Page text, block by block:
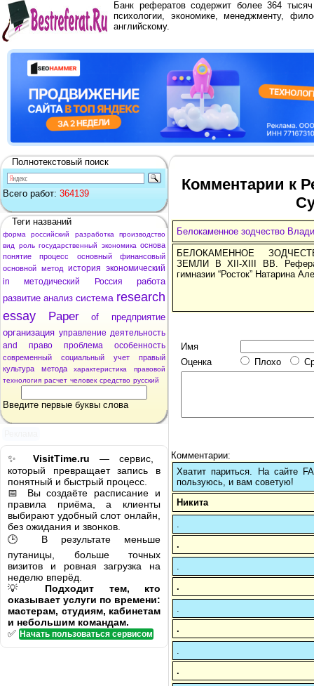
Банк рефератов содержит более 364
психологии, экономике, менеджменту,
английскому.
Полнотекстовый поиск
Всего работ: 364139
Теги названий
форма российский разработка
производство
вид
роль государственный экономика основа
понятие
процесс основный
финансовый
основной метод история экономический
in
методический Россия
работа
развитие анализ система research
essay
Paper of
предприятие
организация управление деятельность
and
право проблема особенность
современный социальный учет
правый
культура
метода характеристика
правовой
технология расчет человек средство русский
Введите первые буквы слова
✨ VisitTime.ru — сервис,
который превращает запись в
понятный и быстрый процесс.
📅 Вы создаёте расписание и
правила приёма, а клиенты
выбирают удобный слот онлайн,
без ожидания и звонков.
🕒 В результате меньше
путаницы, больше точных
визитов и ровная загрузка на
неделю вперёд.
💡 Подходит тем, кто
оказывает услуги по времени:
мастерам, студиям, кабинетам
и небольшим командам.
✅ Начать пользоваться сервисом
Комментарии к
Белокаменное зодчество
БЕЛОКАМЕННОЕ
ЗЕМЛИ В XII-XIII ВВ.
гимназии “Росток” Натарина
Имя
Оценка
Плохо
Комментарии:
Хватит париться. На сайте
пользуюсь, и вам советую!
Никита
.
.
.
.